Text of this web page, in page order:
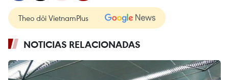
Theo dõi VietnamPlus
NOTICIAS RELACIONADAS